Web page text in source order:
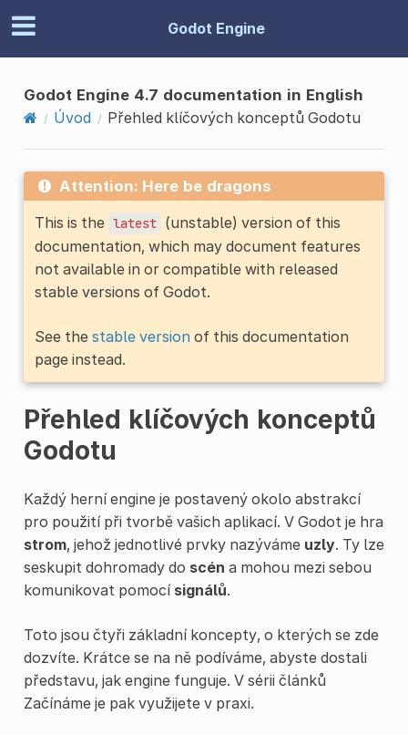
Godot Engine
Godot Engine 4.7 documentation in English
Úvod
Přehled klíčových konceptů Godotu
Attention: Here be dragons
This is the latest (unstable) version of this
documentation, which may document features
not available in or compatible with released
stable versions of Godot.
See the stable versionof this documentation
page instead.
Přehled klíčových konceptů
Godotu
Každý herní engine je postavený okolo abstrakcí
pro použití při tvorbě vašich aplikací. V Godot je hra
strom, jehož jednotlivé prvky nazýváme uzly. Ty lze
seskupit dohromady do scén a mohou mezi sebou
komunikovat pomocí signálů.
Toto jsou čtyři základní koncepty, o kterých se zde
dozvíte. Krátce se na ně podíváme, abyste dostali
představu, jak engine funguje. V sérii článků
Začínáme je pak využijete v praxi.